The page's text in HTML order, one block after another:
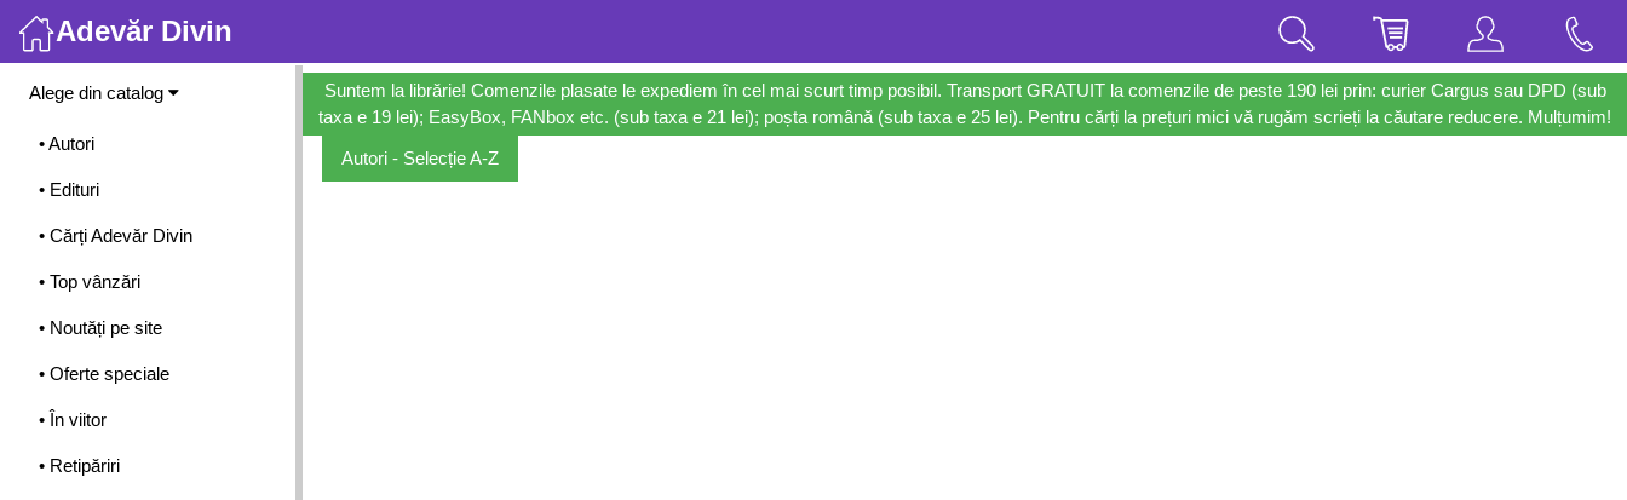
Adevăr Divin
Meniu
Alege din catalog
• Autori
• Edituri
• Cărți Adevăr Divin
• Top vânzări
• Noutăți pe site
• Oferte speciale
• În viitor
• Retipăriri
Suntem la librărie! Comenzile plasate le expediem în cel mai scurt timp posibil. Transport GRATUIT la comenzile de peste 190 lei prin: curier Cargus sau DPD (sub
taxa e 19 lei); EasyBox, FANbox etc. (sub taxa e 21 lei); poșta română (sub taxa e 25 lei). Pentru cărți la prețuri mici vă rugăm scrieți la căutare reducere. Mulțumim!
Autori - Selecție A-Z